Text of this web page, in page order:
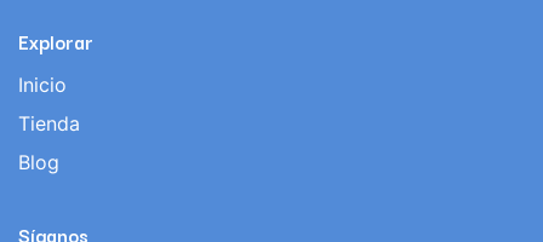
Explorar
Inicio
Tienda
Blog
Síganos